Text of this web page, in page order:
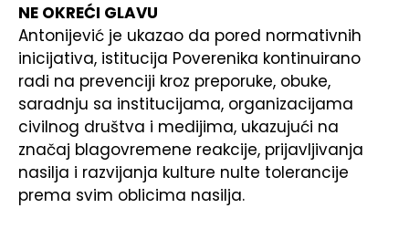
NE OKREĆI GLAVU
Antonijević je ukazao da pored normativnih
inicijativa, istitucija Poverenika kontinuirano
radi na prevenciji kroz preporuke, obuke,
saradnju sa institucijama, organizacijama
civilnog društva i medijima, ukazujući na
značaj blagovremene reakcije, prijavljivanja
nasilja i razvijanja kulture nulte tolerancije
prema svim oblicima nasilja.